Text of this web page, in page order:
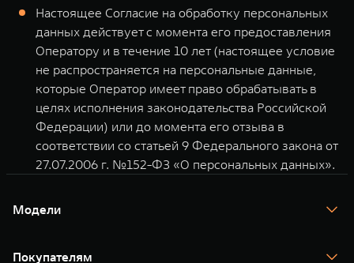
Настоящее Согласие на обработку персональных
данных действует с момента его предоставления
Оператору и в течение 10 лет (настоящее условие
не распространяется на персональные данные,
которые Оператор имеет право обрабатывать в
целях исполнения законодательства Российской
Федерации) или до момента его отзыва в
соответствии со статьей 9 Федерального закона от
27.07.2006 г. №152-ФЗ «О персональных данных».
Модели
TANK 400
Покупателям